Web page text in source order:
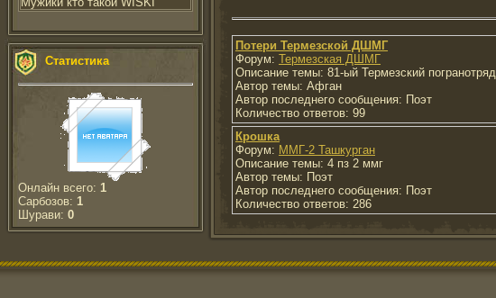
Статистика
Онлайн всего: 1
Сарбозов: 1
Шурави: 0
Потери Термезской ДШМГ
Форум: Термезская ДШМГ
Описание темы: 81-ый Термезский погранотряд
Автор темы: Афган
Автор последнего сообщения: Поэт
Количество ответов: 99
Крошка
Форум: ММГ-2 Ташкурган
Описание темы: 4 пз 2 ммг
Автор темы: Поэт
Автор последнего сообщения: Поэт
Количество ответов: 286